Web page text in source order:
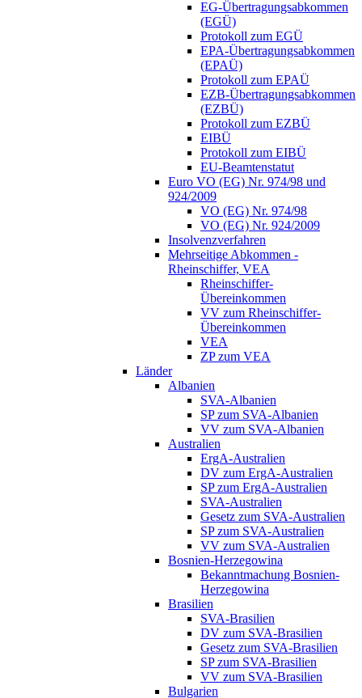
EG-Übertragungsabkommen
(EGÜ)
Protokoll zum EGÜ
EPA-Übertragungsabkommen
(EPAÜ)
Protokoll zum EPAÜ
EZB-Übertragungsabkommen
(EZBÜ)
Protokoll zum EZBÜ
EIBÜ
Protokoll zum EIBÜ
EU-Beamtenstatut
Euro VO (EG) Nr. 974/98 und
924/2009
VO (EG) Nr. 974/98
VO (EG) Nr. 924/2009
Insolvenzverfahren
Mehrseitige Abkommen -
Rheinschiffer, VEA
Rheinschiffer-
Übereinkommen
VV zum Rheinschiffer-
Übereinkommen
VEA
ZP zum VEA
Länder
Albanien
SVA-Albanien
SP zum SVA-Albanien
VV zum SVA-Albanien
Australien
ErgA-Australien
DV zum ErgA-Australien
SP zum ErgA-Australien
SVA-Australien
Gesetz zum SVA-Australien
SP zum SVA-Australien
VV zum SVA-Australien
Bosnien-Herzegowina
Bekanntmachung Bosnien-
Herzegowina
Brasilien
SVA-Brasilien
DV zum SVA-Brasilien
Gesetz zum SVA-Brasilien
SP zum SVA-Brasilien
VV zum SVA-Brasilien
Bulgarien